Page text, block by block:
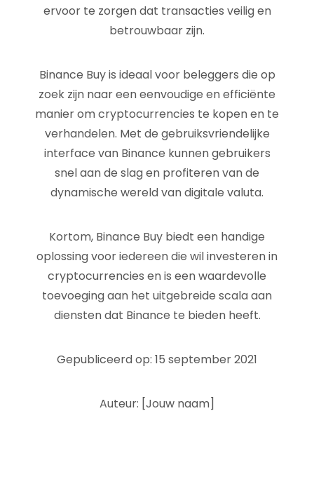
ervoor te zorgen dat transacties veilig en
betrouwbaar zijn.
Binance Buy is ideaal voor beleggers die op
zoek zijn naar een eenvoudige en efficiënte
manier om cryptocurrencies te kopen en te
verhandelen. Met de gebruiksvriendelijke
interface van Binance kunnen gebruikers
snel aan de slag en profiteren van de
dynamische wereld van digitale valuta.
Kortom, Binance Buy biedt een handige
oplossing voor iedereen die wil investeren in
cryptocurrencies en is een waardevolle
toevoeging aan het uitgebreide scala aan
diensten dat Binance te bieden heeft.
Gepubliceerd op: 15 september 2021
Auteur: [Jouw naam]